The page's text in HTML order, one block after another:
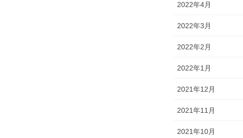
2022年4月
2022年3月
2022年2月
2022年1月
2021年12月
2021年11月
2021年10月